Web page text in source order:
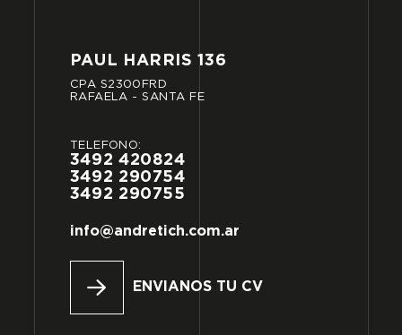
PAUL HARRIS 136
CPA S2300FRD
RAFAELA
- SANTA FE
TELÉFONO:
3492 420824
3492 290754
3492 290755
info@andretich.com.ar
ENVIANOS TU CV